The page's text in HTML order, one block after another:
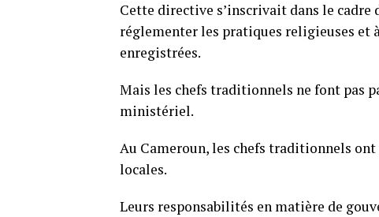
Cette directive s’inscrivait dans le
réglementer les pratiques religieuses
enregistrées.
Mais les chefs traditionnels ne font pas
ministériel.
Au Cameroun, les chefs traditionnels
locales.
Leurs responsabilités en matière de